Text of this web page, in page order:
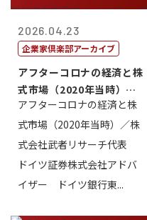
2026.04.23
企業家倶楽部アーカイブ
アフターコロナの経済と株
式市場（2020年当時）／
株式会社武...
アフターコロナの経済と株
式市場（2020年当時）／株
式会社武者リサーチ代表
ドイツ証券株式会社アドバ
イザー ドイツ銀行東...